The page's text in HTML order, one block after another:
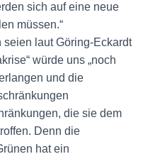
sich auf eine neue
müssen.“
laut Göring-Eckardt
würde uns „noch
und die
die sie dem
Denn die
hat ein